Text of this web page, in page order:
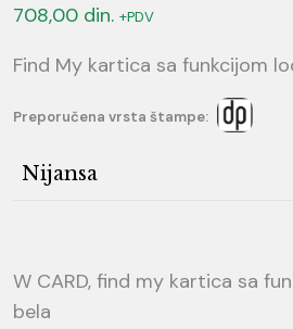
708,00 din. +PDV
Find My kartica sa funkcijom
Preporučena vrsta štampe:
Nijansa
W CARD, find my kartica sa
bela